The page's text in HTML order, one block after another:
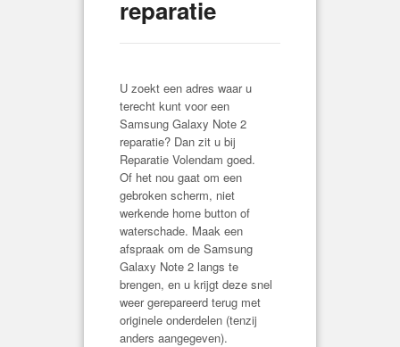
reparatie
U zoekt een adres waar u
terecht kunt voor een
Samsung Galaxy Note 2
reparatie? Dan zit u bij
Reparatie Volendam goed.
Of het nou gaat om een
gebroken scherm, niet
werkende home button of
waterschade. Maak een
afspraak om de Samsung
Galaxy Note 2 langs te
brengen, en u krijgt deze snel
weer gerepareerd terug met
originele onderdelen (tenzij
anders aangegeven).